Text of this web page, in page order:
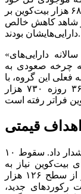
را نسبت به سال گذشته افزایش داد و بیش از ۶۸۱ هزار بیت‌کوین بر
شاهد کاهش خالص
دارایی‌هایشان بودند.
«کریپتوکوانت» خاطرنشان کرد که نرخ رشد سالانه دارایی‌های
چرخه صعودی به
فعلی این گروه، با
۹.۰۷ میلیون بیت‌کوین، از میانگین متحرک ۳۶۵ روزه ۷۳۰ هزار
قیمتی
با این حال، این شرکت نسبت به خوش‌خیالی هشدار داد. سقوط ۱۰
بیت‌کوین نیاز به
مرحله جدیدی از انباشت برای آزمایش و عبور از سطح ۱۲۶ هزار
رکورد‌های جدید،